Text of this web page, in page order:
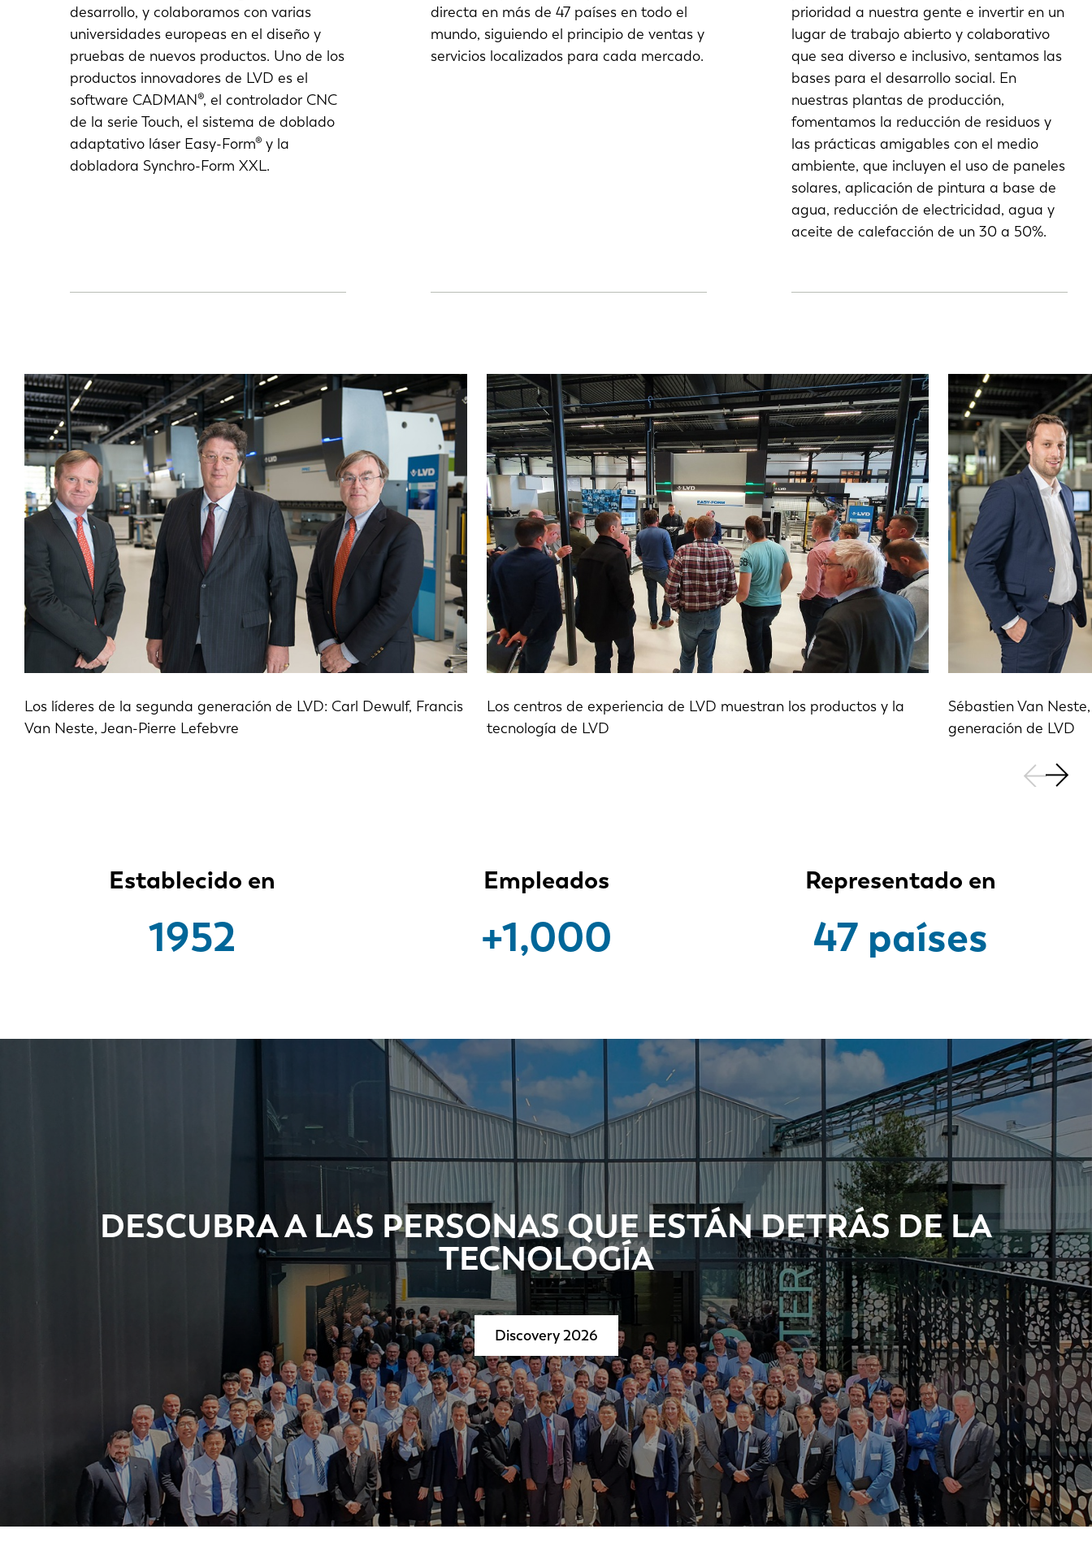
desarrollo, y colaboramos con varias
universidades europeas en el diseño y
pruebas de nuevos productos. Uno de los
productos innovadores de LVD es el
software CADMAN®, el controlador CNC
de la serie Touch, el sistema de doblado
adaptativo láser Easy-Form® y la
dobladora Synchro-Form XXL.
directa en más de 47 países en todo el
mundo, siguiendo el principio de ventas y
servicios localizados para cada mercado.
prioridad a nuestra gente e invertir en un
lugar de trabajo abierto y colaborativo
que sea diverso e inclusivo, sentamos las
bases para el desarrollo social. En
nuestras plantas de producción,
fomentamos la reducción de residuos y
las prácticas amigables con el medio
ambiente, que incluyen el uso de paneles
solares, aplicación de pintura a base de
agua, reducción de electricidad, agua y
aceite de calefacción de un 30 a 50%.
Los líderes de la segunda generación de LVD: Carl Dewulf, Francis
Van Neste, Jean-Pierre Lefebvre
Los centros de experiencia de LVD muestran los productos y la
tecnología de LVD
Sébastien Van
generación de LVD
Establecido en
1952
Empleados
+1,000
Representado en
47 países
DESCUBRA A LAS PERSONAS QUE ESTÁN DETRÁS DE LA
TECNOLOGÍA
Discovery 2026
EN NL FR EN-US
DE IT ES PT-PT
PL SK KO CN